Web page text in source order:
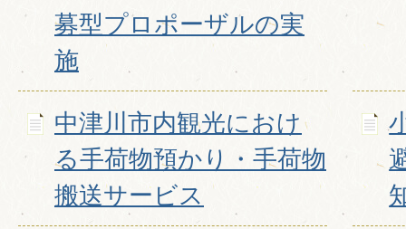
募型プロポーザルの実
施
中津川市内観光におけ
る手荷物預かり・手荷物
搬送サービス